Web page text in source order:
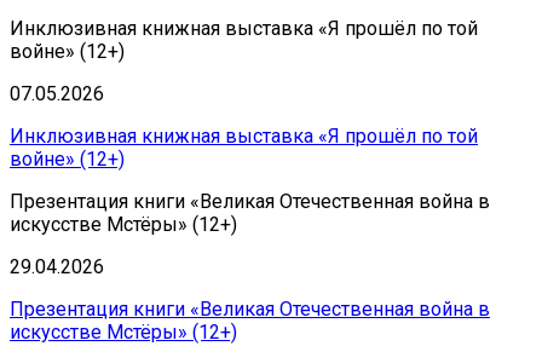
Инклюзивная книжная выставка «Я прошёл по той
войне» (12+)
07.05.2026
Инклюзивная книжная выставка «Я прошёл по той
войне» (12+)
Презентация книги «Великая Отечественная война в
искусстве Мстёры» (12+)
29.04.2026
Презентация книги «Великая Отечественная война в
искусстве Мстёры» (12+)